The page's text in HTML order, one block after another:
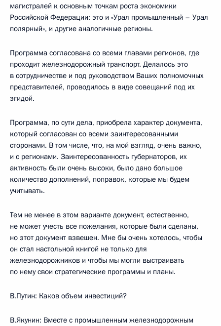
магистралей к основным точкам роста экономики
Российской Федерации: это и «Урал промышленный – Урал
полярный», и другие аналогичные регионы.
Программа согласована со всеми главами регионов, где
проходит железнодорожный транспорт. Делалось это
в сотрудничестве и под руководством Ваших полномочных
представителей, проводилось в виде совещаний под их
эгидой.
Программа, по сути дела, приобрела характер документа,
который согласован со всеми заинтересованными
сторонами. В том числе, что, на мой взгляд, очень важно,
и с регионами. Заинтересованность губернаторов, их
активность были очень высоки, было дано большое
количество дополнений, поправок, которые мы будем
учитывать.
Тем не менее в этом варианте документ, естественно,
не может учесть все пожелания, которые были сделаны,
но этот документ взвешен. Мне бы очень хотелось, чтобы
он стал настольной книгой не только для
железнодорожников и чтобы мы могли выстраивать
по нему свои стратегические программы и планы.
В.Путин: Каков объем инвестиций?
В.Якунин: Вместе с промышленным железнодорожным